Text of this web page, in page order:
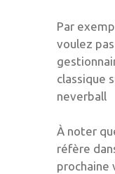
Par
voulez
classique
neverball
À noter
réfère
prochaine